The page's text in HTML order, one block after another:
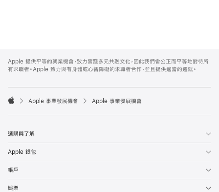
Footer
Apple 提供平等的就業機會，致力實踐多元共融文化，因此我們會公正而平等地對待所
有求職者。Apple 致力與有身體或心智障礙的求職者合作，並且提供適當的遷就。

Apple 事業發展機會 Apple 事業發展機會
選購與了解
Apple 銀包
帳戶
娛樂